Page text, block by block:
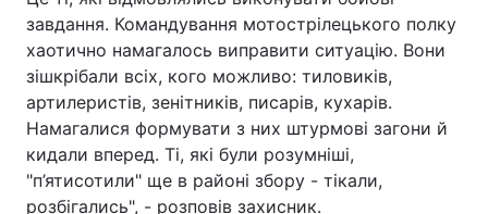
завдання. Командування мотострілецького полку
хаотично намагалось виправити ситуацію. Вони
зішкрібали всіх, кого можливо: тиловиків,
артилеристів, зенітників, писарів, кухарів.
Намагалися формувати з них штурмові загони й
кидали вперед. Ті, які були розумніші,
"п’ятисотили" ще в районі збору - тікали,
розбігались", - розповів захисник.